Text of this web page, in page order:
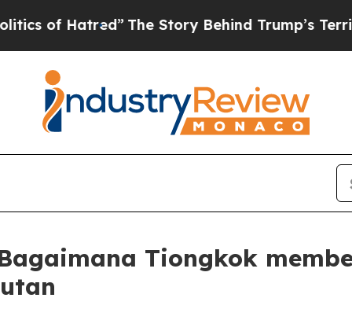
The Story Behind Trump’s Terrible
Bagaimana Tiongkok